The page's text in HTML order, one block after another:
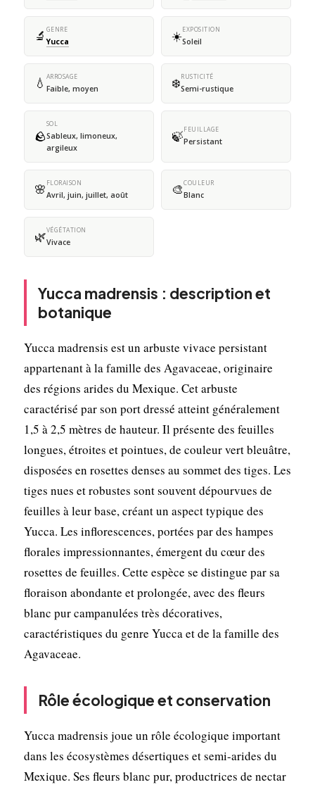
🔬GENRE
Yucca ☀️EXPOSITION
Soleil
💧 ARROSAGE
Faible, moyen ❄️RUSTICITÉ
Semi-rustique
🪨
SOL
Sableux, limoneux,
argileux
🍃FEUILLAGE
Persistant
🌸 FLORAISON
Avril, juin, juillet, août 🎨COULEUR
Blanc
🌿VÉGÉTATION
Vivace
Yucca madrensis : description et
botanique
Yucca madrensis est un arbuste vivace persistant
appartenant à la famille des Agavaceae, originaire
des régions arides du Mexique. Cet arbuste
caractérisé par son port dressé atteint généralement
1,5 à 2,5 mètres de hauteur. Il présente des feuilles
longues, étroites et pointues, de couleur vert bleuâtre,
disposées en rosettes denses au sommet des tiges. Les
tiges nues et robustes sont souvent dépourvues de
feuilles à leur base, créant un aspect typique des
Yucca. Les inflorescences, portées par des hampes
florales impressionnantes, émergent du cœur des
rosettes de feuilles. Cette espèce se distingue par sa
floraison abondante et prolongée, avec des fleurs
blanc pur campanulées très décoratives,
caractéristiques du genre Yucca et de la famille des
Agavaceae.
Rôle écologique et conservation
Yucca madrensis joue un rôle écologique important
dans les écosystèmes désertiques et semi-arides du
Mexique. Ses fleurs blanc pur, productrices de nectar